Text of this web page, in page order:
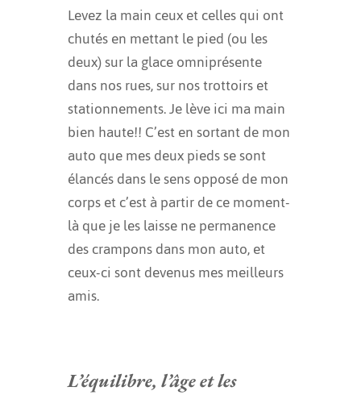
Levez la main ceux et celles qui ont
chutés en mettant le pied (ou les
deux) sur la glace omniprésente
dans nos rues, sur nos trottoirs et
stationnements. Je lève ici ma main
bien haute!! C’est en sortant de mon
auto que mes deux pieds se sont
élancés dans le sens opposé de mon
corps et c’est à partir de ce moment-
là que je les laisse ne permanence
des crampons dans mon auto, et
ceux-ci sont devenus mes meilleurs
amis.
L’équilibre, l’âge et les